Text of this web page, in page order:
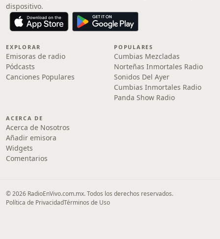
dispositivo.
EXPLORAR
Emisoras de radio
Pódcasts
Canciones Populares
POPULARES
Cumbias Mezcladas
Norteñas Inmortales Radio
Sonidos Del Ayer
Cumbias Inmortales Radio
Panda Show Radio
ACERCA DE
Acerca de Nosotros
Añadir emisora
Widgets
Comentarios
© 2026 RadioEnVivo.com.mx. Todos los derechos reservados.
Política de PrivacidadTérminos de Uso